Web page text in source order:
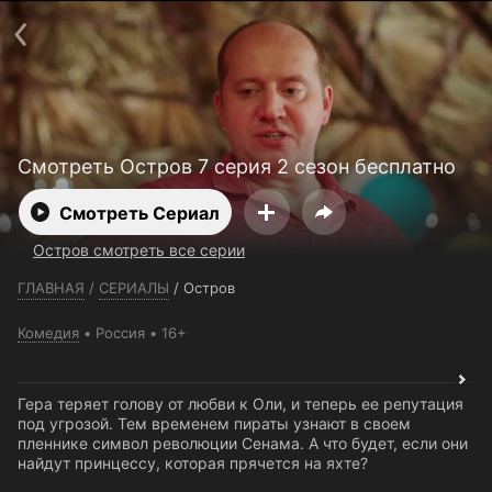
Смотреть Остров 7 серия 2 сезон бесплатно
Смотреть Сериал
Остров смотреть все серии
ГЛАВНАЯ / СЕРИАЛЫ / Остров
Комедия Россия 16+
Гера теряет голову от любви к Оли, и теперь ее репутация
под угрозой. Тем временем пираты узнают в своем
пленнике символ революции Сенама. А что будет, если они
найдут принцессу, которая прячется на яхте?
Телефон поддержки: +7 (727) 323 10 92
Пользовательское соглашение
Политика конфиденциальности
Открыть приложение
Ввести промокод